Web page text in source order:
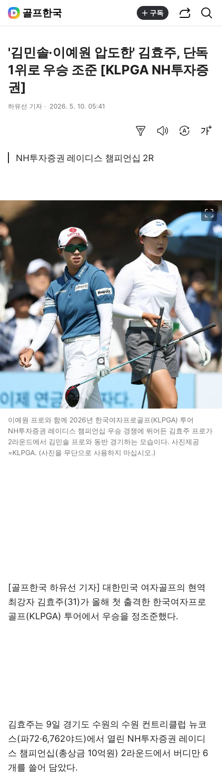
골프한국 구독
'김민솔·이예원 압도한' 김효주, 단독
1위로 우승 조준 [KLPGA NH투자증
권]
하유선 기자 2026. 5. 10. 05:41
NH투자증권 레이디스 챔피언십 2R
이예원 프로와 함께 2026년 한국여자프로골프(KLPGA) 투어
NH투자증권 레이디스 챔피언십 우승 경쟁에 뛰어든 김효주 프로가
2라운드에서 김민솔 프로와 동반 경기하는 모습이다. 사진제공
=KLPGA. (사진을 무단으로 사용하지 마십시오.)
[골프한국 하유선 기자] 대한민국 여자골프의 현역
최강자 김효주(31)가 올해 첫 출격한 한국여자프로
골프(KLPGA) 투어에서 우승을 정조준했다.
김효주는 9일 경기도 수원의 수원 컨트리클럽 뉴코
스(파72·6,762야드)에서 열린 NH투자증권 레이디
스 챔피언십(총상금 10억원) 2라운드에서 버디만 6
개를 쓸어 담았다.